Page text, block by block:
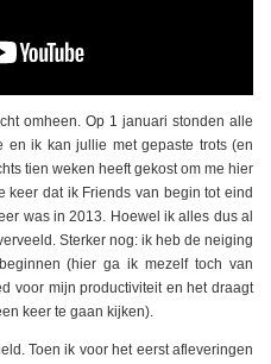
omheen. Op 1 januari stonden alle
en ik kan jullie met gepaste trots (en
tien weken heeft gekost om me hier
keer dat ik Friends van begin tot eind
was in 2013. Hoewel ik alles dus al
Sterker nog: ik heb de neiging
(hier ga ik mezelf toch van
voor mijn productiviteit en het draagt
keer te gaan kijken).
Toen ik voor het eerst afleveringen